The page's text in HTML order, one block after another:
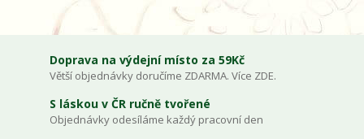
Doprava na výdejní místo za 59Kč
Větší objednávky doručíme ZDARMA. Více ZDE.
S láskou v ČR ručně tvořené
Objednávky odesíláme každý pracovní den